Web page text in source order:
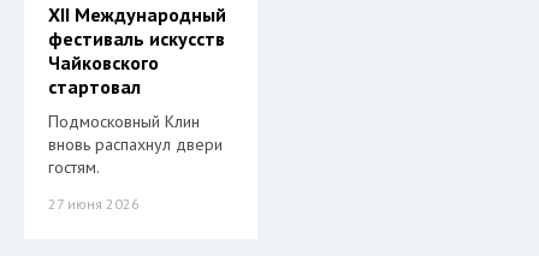
XII Международный
фестиваль искусств
Чайковского
стартовал
Подмосковный Клин
вновь распахнул двери
гостям.
27 июня 2026